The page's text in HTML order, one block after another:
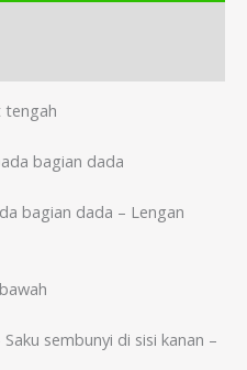
tengah
bagian dada
bagian dada – Lengan
sembunyi di sisi kanan –